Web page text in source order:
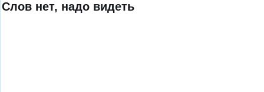
Слов нет, надо видеть